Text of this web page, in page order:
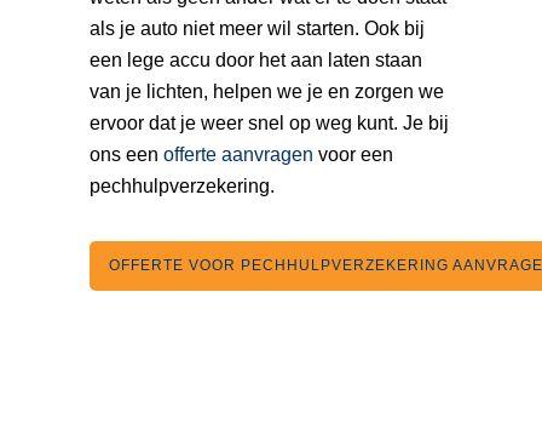
als je auto niet meer wil starten. Ook bij
een lege accu door het aan laten staan
van je lichten, helpen we je en zorgen we
ervoor dat je weer snel op weg kunt. Je bij
ons een offerte aanvragen voor een
pechhulpverzekering.
OFFERTE VOOR PECHHULPVERZEKERING